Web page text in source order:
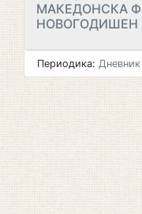
МАКЕДОНСКА
НОВОГОДИШЕН
Периодика: Дневник